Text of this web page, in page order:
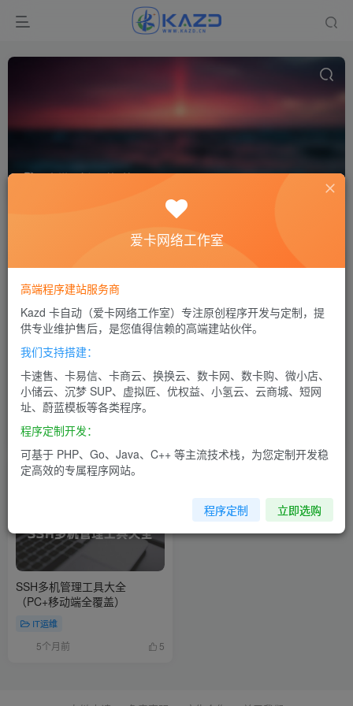
宝塔面板 共3篇
点赞 评论
小白也能看懂！WordPress 网
站更换服务器完整教程（Linux
+ 宝塔面板）
IT运维
5个月前
一款功能强大的Linux服务器管
理工具箱——卡自动Linux工具
SSH多机管理工具大全
（PC+移动端全覆盖）
IT运维
5个月前 5
爱卡网络工作室
高端程序建站服务商
Kazd 卡自动（爱卡网络工作室）专注原创程序开发与定制，提
供专业维护售后，是您值得信赖的高端建站伙伴。
我们支持搭建：
卡速售、卡易信、卡商云、换换云、数卡网、数卡购、微小店、
小储云、沉梦 SUP、虚拟匠、优权益、小氢云、云商城、短网
址、蔚蓝模板等各类程序。
程序定制开发：
可基于 PHP、Go、Java、C++ 等主流技术栈，为您定制开发稳
定高效的专属程序网站。
程序定制 立即选购